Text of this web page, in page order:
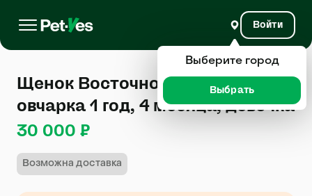
Войти
Щенок Восточноевропейская
овчарка 1 год, 4 месяца, девочка
30 000 ₽
Возможна доставка
Выберите город
Выбрать